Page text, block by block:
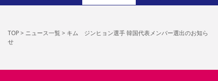
TOP> ニュース一覧> キム ジンヒョン選手 韓国代表メンバー選出のお知ら
せ